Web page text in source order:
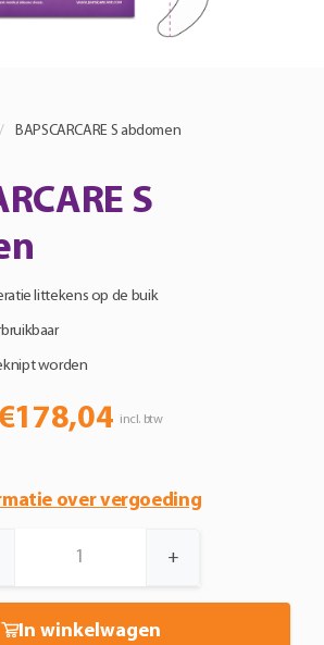
BAPSCARCARE S abdomen
S
littekens op de buik
worden
178,04 incl. btw
over vergoeding
+
In winkelwagen